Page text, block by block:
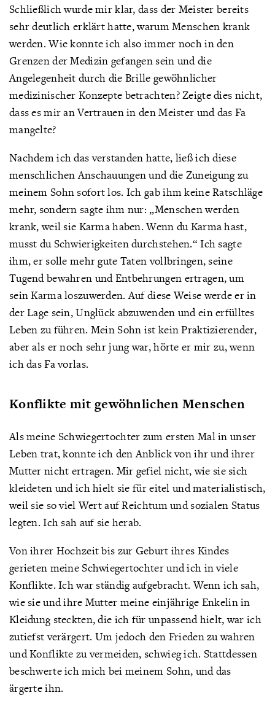
Schließlich wurde mir klar, dass der Meister bereits
sehr deutlich erklärt hatte, warum Menschen krank
werden. Wie konnte ich also immer noch in den
Grenzen der Medizin gefangen sein und die
Angelegenheit durch die Brille gewöhnlicher
medizinischer Konzepte betrachten? Zeigte dies nicht,
dass es mir an Vertrauen in den Meister und das Fa
mangelte?
Nachdem ich das verstanden hatte, ließ ich diese
menschlichen Anschauungen und die Zuneigung zu
meinem Sohn sofort los. Ich gab ihm keine Ratschläge
mehr, sondern sagte ihm nur: „Menschen werden
krank, weil sie Karma haben. Wenn du Karma hast,
musst du Schwierigkeiten durchstehen.“ Ich sagte
ihm, er solle mehr gute Taten vollbringen, seine
Tugend bewahren und Entbehrungen ertragen, um
sein Karma loszuwerden. Auf diese Weise werde er in
der Lage sein, Unglück abzuwenden und ein erfülltes
Leben zu führen. Mein Sohn ist kein Praktizierender,
aber als er noch sehr jung war, hörte er mir zu, wenn
ich das Fa vorlas.
Konflikte mit gewöhnlichen Menschen
Als meine Schwiegertochter zum ersten Mal in unser
Leben trat, konnte ich den Anblick von ihr und ihrer
Mutter nicht ertragen. Mir gefiel nicht, wie sie sich
kleideten und ich hielt sie für eitel und materialistisch,
weil sie so viel Wert auf Reichtum und sozialen Status
legten. Ich sah auf sie herab.
Von ihrer Hochzeit bis zur Geburt ihres Kindes
gerieten meine Schwiegertochter und ich in viele
Konflikte. Ich war ständig aufgebracht. Wenn ich sah,
wie sie und ihre Mutter meine einjährige Enkelin in
Kleidung steckten, die ich für unpassend hielt, war ich
zutiefst verärgert. Um jedoch den Frieden zu wahren
und Konflikte zu vermeiden, schwieg ich. Stattdessen
beschwerte ich mich bei meinem Sohn, und das
ärgerte ihn.